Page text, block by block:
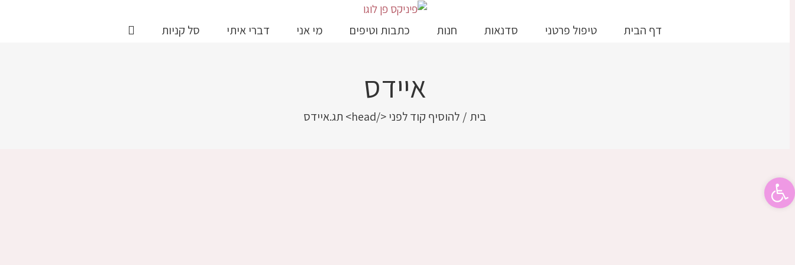
פתח סרגל נגישות
דף הבית טיפול פרטני סדנאות חנות כתבות וטיפים מי אני דברי איתי סל קניות
איידס
בית / להוסיף קוד לפני </head> תג. איידס